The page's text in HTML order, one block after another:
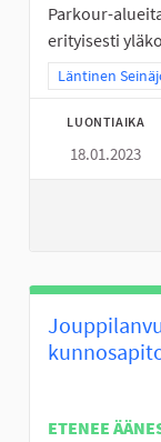
Parkour-
erityisesti
Rajaa tulokset
Läntinen
LUONTIAIKA
18.01.2023
ETENEE